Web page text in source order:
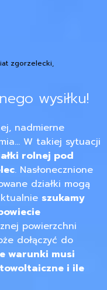
zgorzelecki,
wysiłku!
nadmierne
W takiej sytuacji
rolnej pod
. Nasłonecznione
działki mogą
szukamy
powierzchni
dołączyć do
warunki musi
i ile